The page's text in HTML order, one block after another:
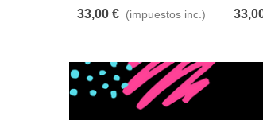
Añadir al carrito A lista de deseos
NATURAL 4L
33,00 € (impuestos inc.) Añadir